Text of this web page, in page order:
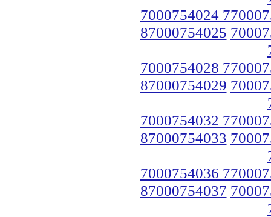
7000754024
87000754025
7000754028
87000754029
7000754032
87000754033
7000754036
87000754037